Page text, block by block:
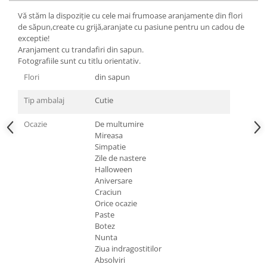
Cadouri pentru Doctori
Cadouri pentru Sfânta Maria
Martisoare
Vă stăm la dispoziție cu cele mai frumoase aranjamente din flori
de săpun,create cu grijă,aranjate cu pasiune pentru un cadou de
exceptie!
Aranjament cu trandafiri din sapun.
Fotografiile sunt cu titlu orientativ.
Flori
din sapun
Tip ambalaj Cutie
Ocazie
De multumire
Mireasa
Simpatie
Zile de nastere
Halloween
Aniversare
Craciun
Orice ocazie
Paste
Botez
Nunta
Ziua indragostitilor
Absolviri